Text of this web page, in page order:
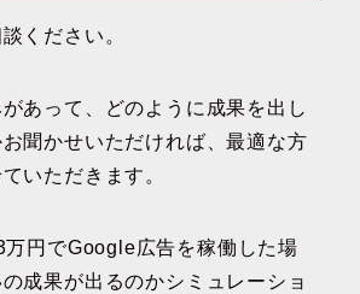
ください。
あって、どのように成果を出し
聞かせいただければ、最適な方
いただきます。
円でGoogle広告を稼働した場
成果が出るのかシミュレーショ